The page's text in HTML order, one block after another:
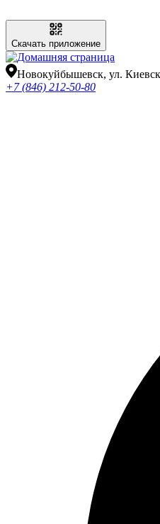
Скачать приложение
Новокуйбышевск, ул.
+7 (846) 212-50-80